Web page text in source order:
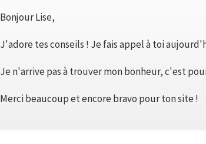
Bonjour Lise,
J'adore tes conseils ! Je fais appel à toi
Je n'arrive pas à trouver mon bonheur, c'est
Merci beaucoup et encore bravo pour ton site !